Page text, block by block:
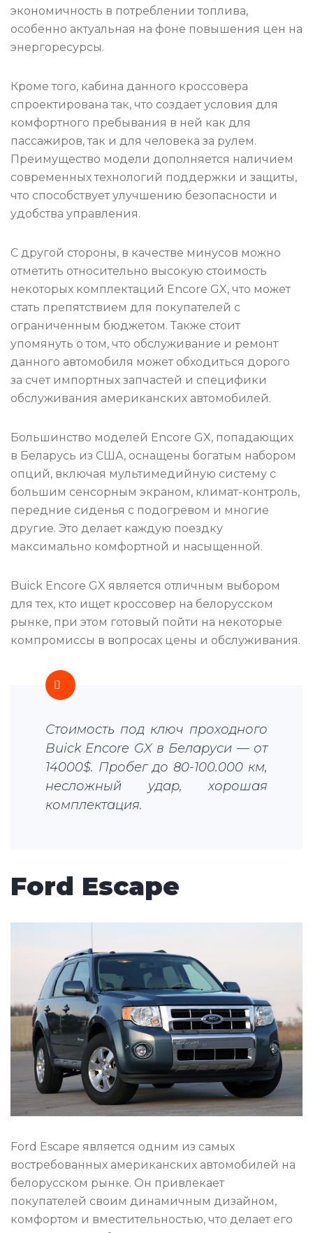
экономичность в потреблении топлива,
особенно актуальная на фоне повышения цен на
энергоресурсы.
Кроме того, кабина данного кроссовера
спроектирована так, что создает условия для
комфортного пребывания в ней как для
пассажиров, так и для человека за рулем.
Преимущество модели дополняется наличием
современных технологий поддержки и защиты,
что способствует улучшению безопасности и
удобства управления.
С другой стороны, в качестве минусов можно
отметить относительно высокую стоимость
некоторых комплектаций Encore GX, что может
стать препятствием для покупателей с
ограниченным бюджетом. Также стоит
упомянуть о том, что обслуживание и ремонт
данного автомобиля может обходиться дорого
за счет импортных запчастей и специфики
обслуживания американских автомобилей.
Большинство моделей Encore GX, попадающих
в Беларусь из США, оснащены богатым набором
опций, включая мультимедийную систему с
большим сенсорным экраном, климат-контроль,
передние сиденья с подогревом и многие
другие. Это делает каждую поездку
максимально комфортной и насыщенной.
Buick Encore GX является отличным выбором
для тех, кто ищет кроссовер на белорусском
рынке, при этом готовый пойти на некоторые
компромиссы в вопросах цены и обслуживания.
Стоимость под ключ проходного
Buick Encore GX в Беларуси — от
14000$. Пробег до 80-100.000 км,
несложный удар, хорошая
комплектация.
Ford Escape
Ford Escape является одним из самых
востребованных американских автомобилей на
белорусском рынке. Он привлекает
покупателей своим динамичным дизайном,
комфортом и вместительностью, что делает его